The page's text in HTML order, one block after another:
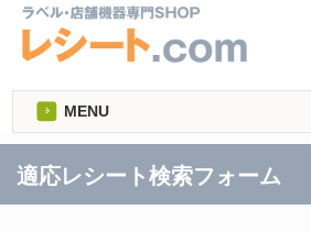
MENU
適応レシート検索フォーム